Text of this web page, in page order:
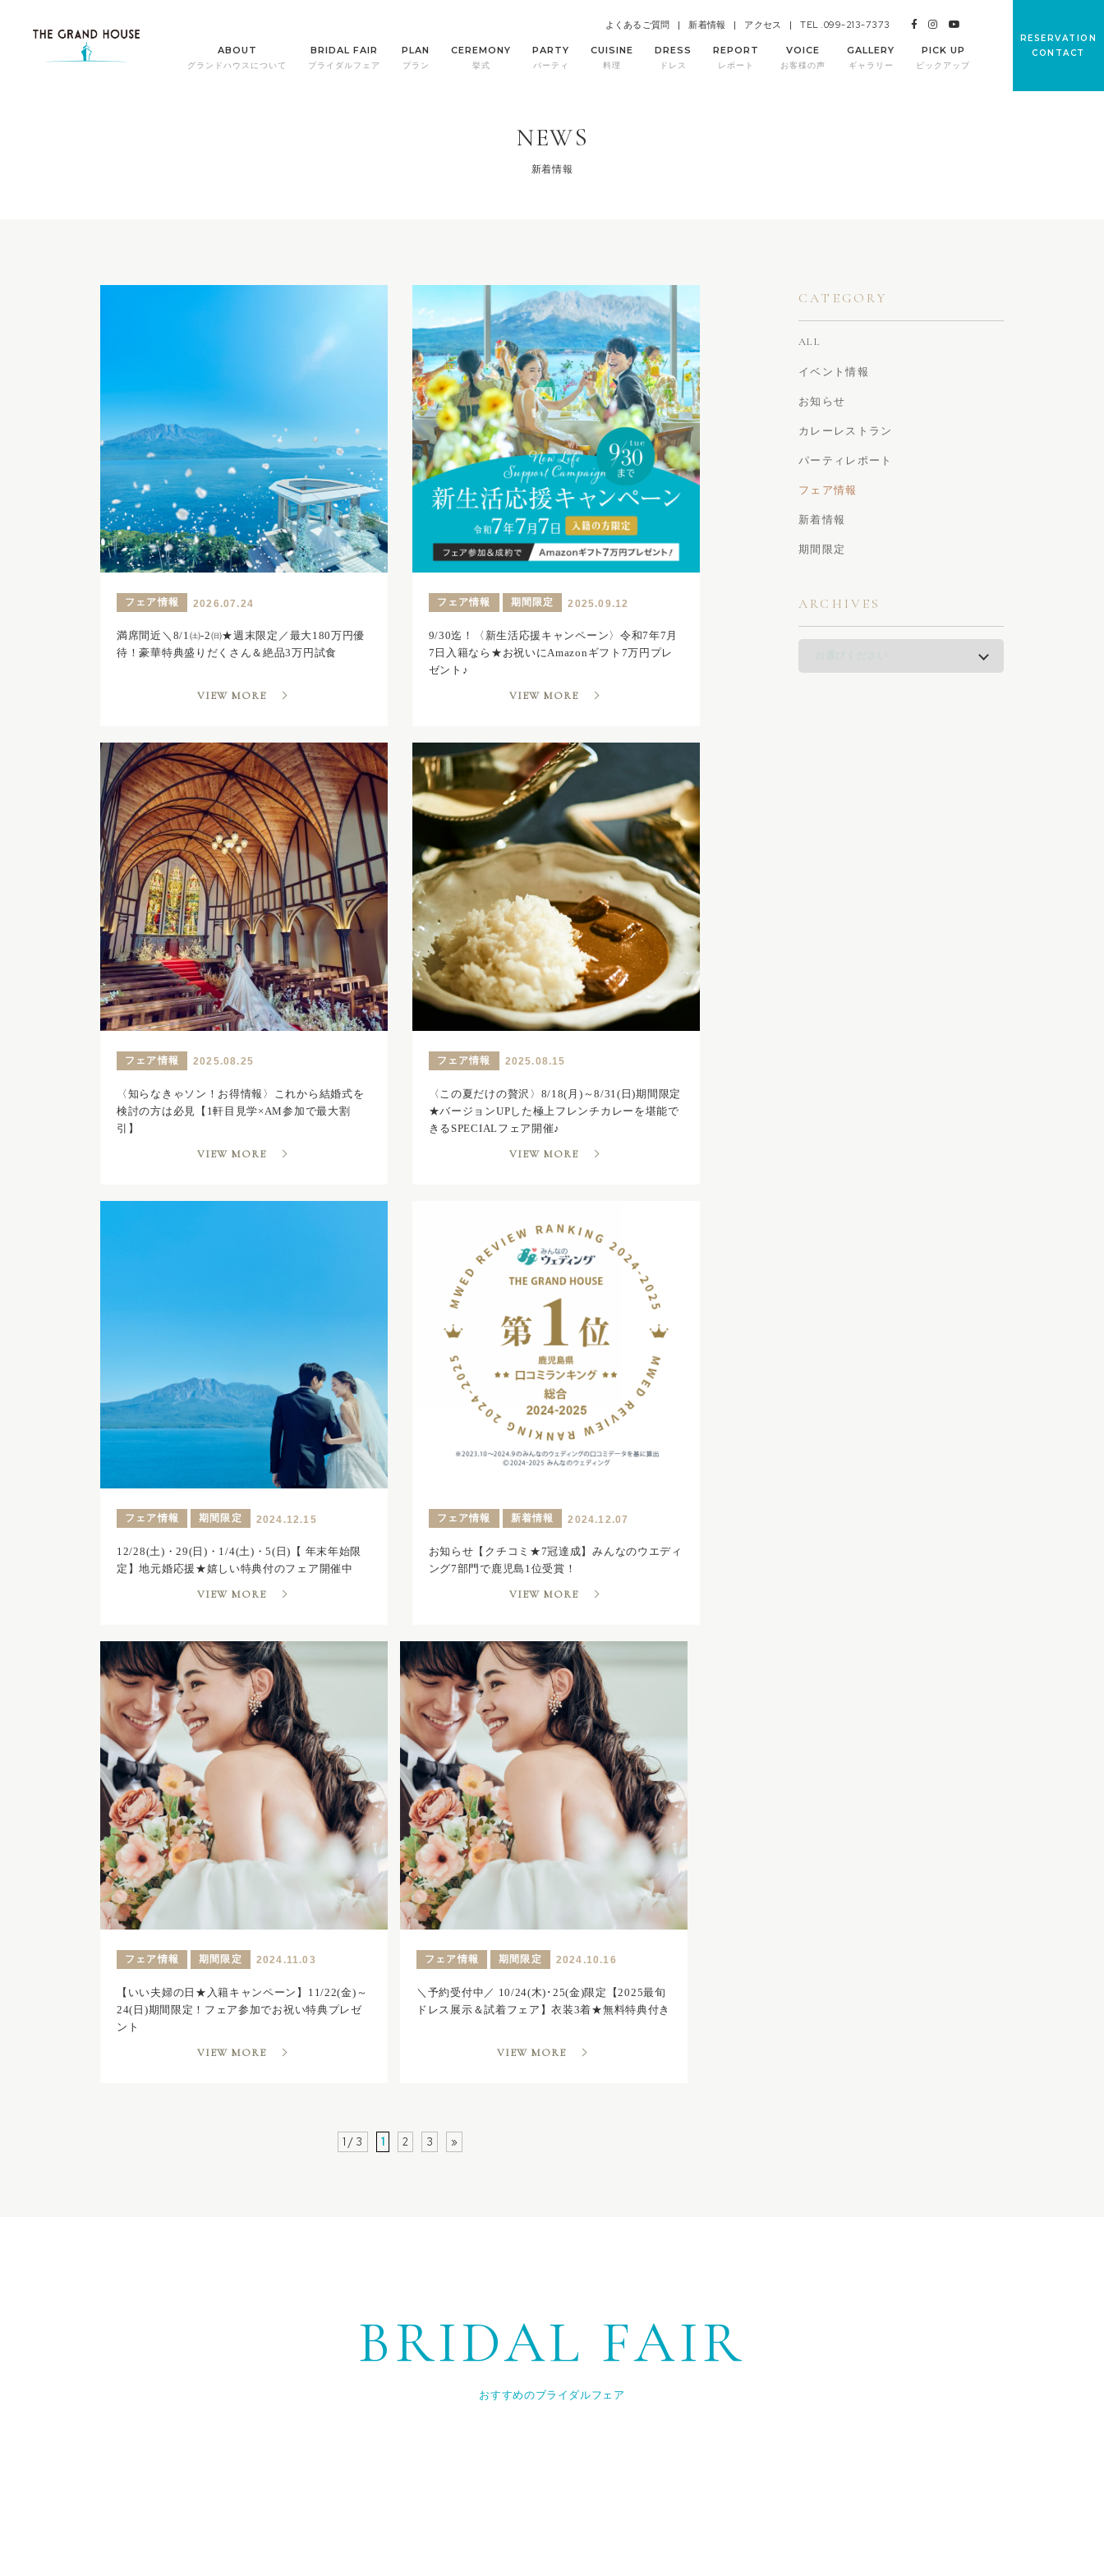
よくあるご質問 新着情報 アクセス TEL .099-213-7373
ABOUT
グランドハウスについて
BRIDAL FAIR
ブライダルフェア
PLAN
プラン
CEREMONY
挙式
PARTY
パーティ
CUISINE
料理
DRESS
ドレス
REPORT
レポート
VOICE
お客様の声
GALLERY
ギャラリー
PICK UP
ピックアップ
RESERVATION
CONTACT
NEWS
新着情報
フェア情報 2026.07.24
満席間近＼8/1㈯-2㈰★週末限定／最大180万円優
待！豪華特典盛りだくさん＆絶品3万円試食
VIEW MORE
フェア情報 期間限定 2025.09.12
9/30迄！〈新生活応援キャンペーン〉令和7年7月
7日入籍なら★お祝いにAmazonギフト7万円プレ
ゼント♪
VIEW MORE
フェア情報 2025.08.25
〈知らなきゃソン！お得情報〉これから結婚式を
検討の方は必見【1軒目見学×AM参加で最大割
引】
VIEW MORE
フェア情報 2025.08.15
〈この夏だけの贅沢〉8/18(月)～8/31(日)期間限定
★バージョンUPした極上フレンチカレーを堪能で
きるSPECIALフェア開催♪
VIEW MORE
フェア情報 期間限定 2024.12.15
12/28(土)・29(日)・1/4(土)・5(日)【 年末年始限
定】地元婚応援★嬉しい特典付のフェア開催中
VIEW MORE
フェア情報 新着情報 2024.12.07
お知らせ【クチコミ★7冠達成】みんなのウエディ
ング7部門で鹿児島1位受賞！
VIEW MORE
フェア情報 期間限定 2024.11.03
【いい夫婦の日★入籍キャンペーン】11/22(金)～
24(日)期間限定！フェア参加でお祝い特典プレゼ
ント
VIEW MORE
フェア情報 期間限定 2024.10.16
＼予約受付中／ 10/24(木)･25(金)限定【2025最旬
ドレス展示＆試着フェア】衣装3着★無料特典付き
VIEW MORE
1 / 3 1 2 3 »
CATEGORY
ALL
イベント情報
お知らせ
カレーレストラン
パーティレポート
フェア情報
新着情報
期間限定
ARCHIVES
BRIDAL FAIR
おすすめのブライダルフェア